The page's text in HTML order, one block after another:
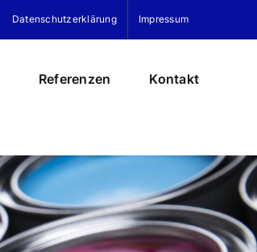
Datenschutzerklärung Impressum
Referenzen Kontakt